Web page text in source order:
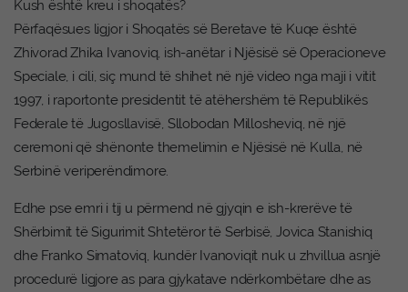
Kush është kreu i shoqatës?
Përfaqësues ligjor i Shoqatës së Beretave të Kuqe është
Zhivorad Zhika Ivanoviq, ish-anëtar i Njësisë së Operacioneve
Speciale, i cili, siç mund të shihet në një video nga maji i vitit
1997, i raportonte presidentit të atëhershëm të Republikës
Federale të Jugosllavisë, Sllobodan Millosheviq, në një
ceremoni që shënonte themelimin e Njësisë në Kulla, në
Serbinë veriperëndimore.
Edhe pse emri i tij u përmend në gjyqin e ish-krerëve të
Shërbimit të Sigurimit Shtetëror të Serbisë, Jovica Stanishiq
dhe Franko Simatoviq, kundër Ivanoviqit nuk u zhvillua asnjë
procedurë ligjore as para gjykatave ndërkombëtare dhe as